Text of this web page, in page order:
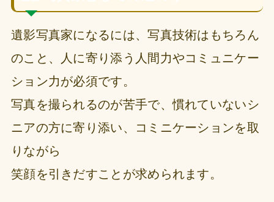
遺影写真家になるには、写真技術はもちろん
のこと、人に寄り添う人間力やコミュニケー
ション力が必須です。
写真を撮られるのが苦手で、慣れていないシ
ニアの方に寄り添い、コミニケーションを取
りながら
笑顔を引きだすことが求められます。